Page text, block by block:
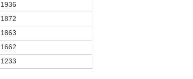
1936
1872
1863
1662
1233